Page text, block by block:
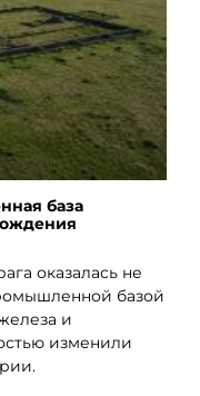
база
оказалась не
базой
и
изменили